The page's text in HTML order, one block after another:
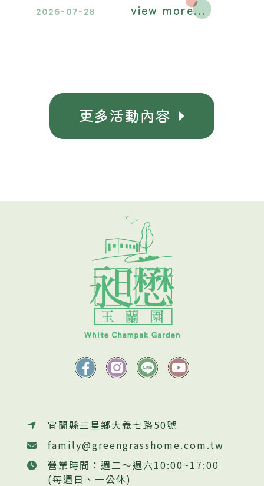
2026-07-28 view more...
更多活動 內容
宜蘭縣三星鄉大義七路50號
family@greengrasshome.com.tw
營業時間：週二～週六10:00~17:00
(每週日、一公休)